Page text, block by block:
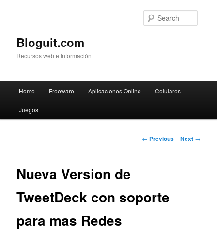
Bloguit.com
Recursos web e Información
Skip
to
Home Freeware Aplicaciones Online Celulares
Juegos
Post
← Previous Next →
Nueva Version de
TweetDeck con soporte
para mas Redes